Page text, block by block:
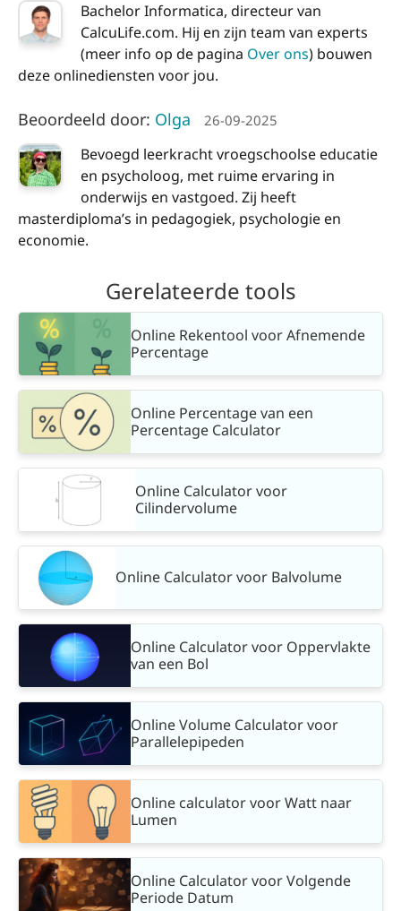
Bachelor Informatica, directeur van
CalcuLife.com. Hij en zijn team van experts
(meer info op de pagina Over ons) bouwen
deze onlinediensten voor jou.
Beoordeeld door: Olga 26-09-2025
Bevoegd leerkracht vroegschoolse educatie
en psycholoog, met ruime ervaring in
onderwijs en vastgoed. Zij heeft
masterdiploma’s in pedagogiek, psychologie en
economie.
Gerelateerde tools
Online Rekentool voor Afnemende
Percentage
Online Percentage van een
Percentage Calculator
Online Calculator voor
Cilindervolume
Online Calculator voor Balvolume
Online Calculator voor Oppervlakte
van een Bol
Online Volume Calculator voor
Parallelepipeden
Online calculator voor Watt naar
Lumen
Online Calculator voor Volgende
Periode Datum